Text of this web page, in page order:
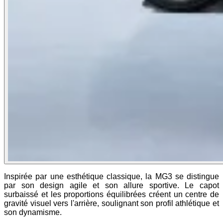
Inspirée par une esthétique classique, la MG3 se distingue
par son design agile et son allure sportive. Le capot
surbaissé et les proportions équilibrées créent un centre de
gravité visuel vers l'arrière, soulignant son profil athlétique et
son dynamisme.